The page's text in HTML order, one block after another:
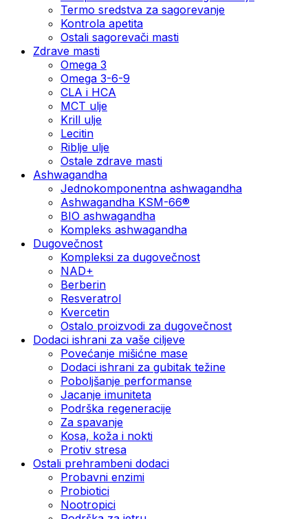
Termo sredstva za sagorevanje
Kontrola apetita
Ostali sagorevači masti
Zdrave masti
Omega 3
Omega 3-6-9
CLA i HCA
MCT ulje
Krill ulje
Lecitin
Riblje ulje
Ostale zdrave masti
Ashwagandha
Jednokomponentna ashwagandha
Ashwagandha KSM-66®
BIO ashwagandha
Kompleks ashwagandha
Dugovečnost
Kompleksi za dugovečnost
NAD+
Berberin
Resveratrol
Kvercetin
Ostalo proizvodi za dugovečnost
Dodaci ishrani za vaše ciljeve
Povećanje mišićne mase
Dodaci ishrani za gubitak težine
Poboljšanje performanse
Jacanje imuniteta
Podrška regeneracije
Za spavanje
Kosa, koža i nokti
Protiv stresa
Ostali prehrambeni dodaci
Probavni enzimi
Probiotici
Nootropici